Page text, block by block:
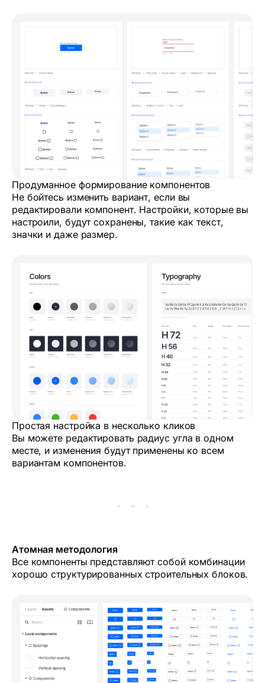
Продуманное формирование компонентов
Не бойтесь изменить вариант, если вы
редактировали компонент. Настройки, которые вы
настроили, будут сохранены, такие как текст,
значки и даже размер.
Простая настройка в несколько кликов
Вы можете редактировать радиус угла в одном
месте, и изменения будут применены ко всем
вариантам компонентов.
Атомная методология
Все компоненты представляют собой комбинации
хорошо структурированных строительных блоков.